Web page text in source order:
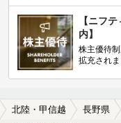
【ニフ
内】
株主優待
拡充されま
北陸・甲信越 長野県